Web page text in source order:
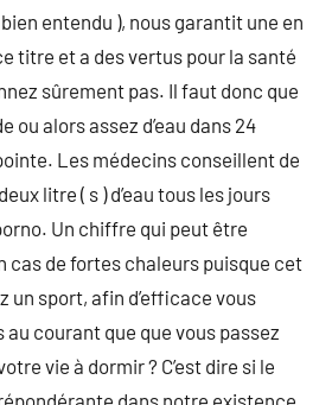
entendu ), nous garantit une en
titre et a des vertus pour la santé
sûrement pas. Il faut donc que
ou alors assez d’eau dans 24
Les médecins conseillent de
litre ( s ) d’eau tous les jours
Un chiffre qui peut être
cas de fortes chaleurs puisque cet
un sport, afin d’efficace vous
courant que que vous passez
vie à dormir ? C’est dire si le
dans notre existence